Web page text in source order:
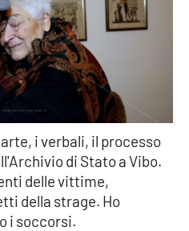
i verbali, il processo
di Stato a Vibo.
delle vittime,
della strage. Ho
i soccorsi.